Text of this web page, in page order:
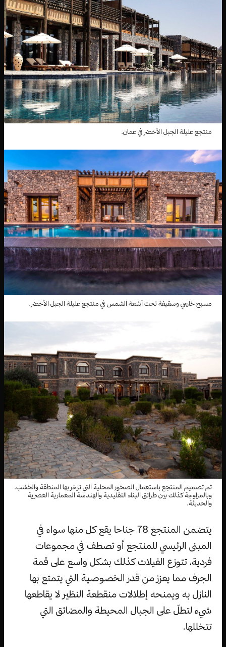
منتجع عليلة الجبل الأخضر في عمان.
مسبح خارجي وسقيفة تحت أشعة الشمس في منتجع عليلة الجبل الأخضر.
تم تصميم المنتجع باستعمال الصخور المحلية التي تزخر بها المنطقة والخشب،
وبالمزاوجة كذلك بين طرائق البناء التقليدية والهندسة المعمارية العصرية
والحديثة.
يتضمن المنتجع 78 جناحا يقع كل منها سواء في
المبنى الرئيسي للمنتجع أو تصطف في مجموعات
فردية، تتوزع الفيلات كذلك بشكل واسع على قمة
الجرف مما يعزز من قدر الخصوصية التي يتمتع بها
النازل به ويمنحه إطلالات منقطعة النظير لا يقاطعها
شيء لتطلّ على الجبال المحيطة والمضائق التي
تتخللها.